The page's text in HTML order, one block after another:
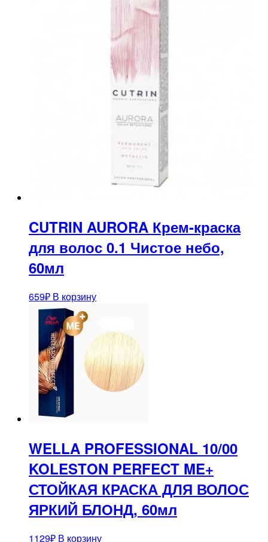
CUTRIN AURORA Крем-краска
для волос 0.1 Чистое небо,
60мл
659₽ В корзину
WELLA PROFESSIONAL 10/00
KOLESTON PERFECT ME+
СТОЙКАЯ КРАСКА ДЛЯ ВОЛОС
ЯРКИЙ БЛОНД, 60мл
1129₽ В корзину